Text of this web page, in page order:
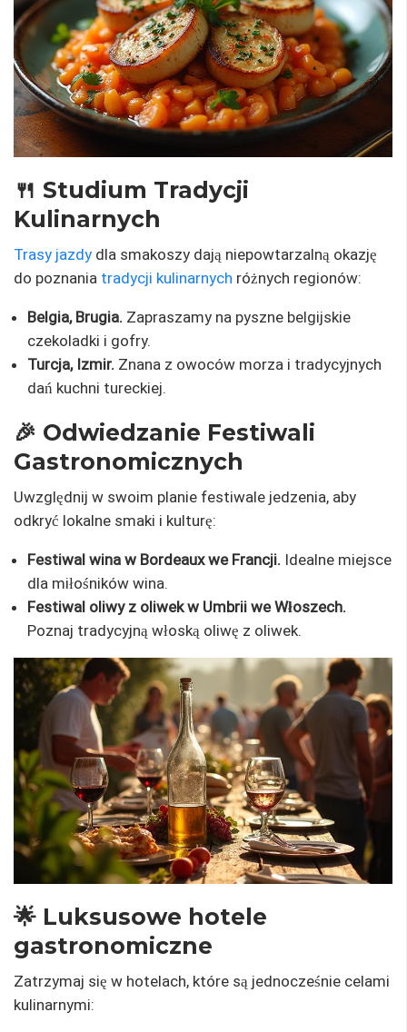
🍴 Studium Tradycji
Kulinarnych
Trasy jazdy dla smakoszy dają niepowtarzalną okazję
do poznania tradycji kulinarnych różnych regionów:
Belgia, Brugia. Zapraszamy na pyszne belgijskie
czekoladki i gofry.
Turcja, Izmir. Znana z owoców morza i tradycyjnych
dań kuchni tureckiej.
🎉 Odwiedzanie Festiwali
Gastronomicznych
Uwzględnij w swoim planie festiwale jedzenia, aby
odkryć lokalne smaki i kulturę:
Festiwal wina w Bordeaux we Francji. Idealne miejsce
dla miłośników wina.
Festiwal oliwy z oliwek w Umbrii we Włoszech.
Poznaj tradycyjną włoską oliwę z oliwek.
🌟 Luksusowe hotele
gastronomiczne
Zatrzymaj się w hotelach, które są jednocześnie celami
kulinarnymi: